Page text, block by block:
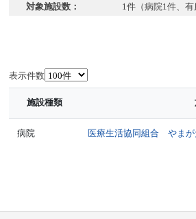
対象施設数：
1件（病院1件、
表示件数
施設種類
病院 医療生活協同組合 やま